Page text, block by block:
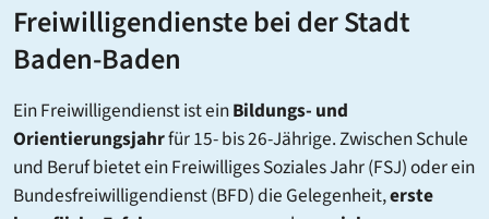
Freiwilligendienste bei der Stadt
Baden-Baden
Ein Freiwilligendienst ist einBildungs- und
Orientierungsjahrfür 15- bis 26-Jährige. Zwischen Schule
und Beruf bietet ein Freiwilliges Soziales Jahr (FSJ) oder ein
Bundesfreiwilligendienst (BFD) die Gelegenheit,erste